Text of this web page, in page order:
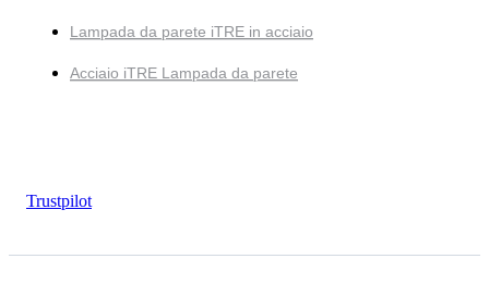
Lampada da parete iTRE in acciaio
Acciaio iTRE Lampada da parete
Trustpilot